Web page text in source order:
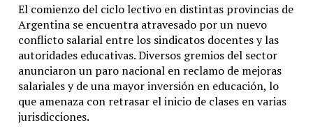
El comienzo del ciclo lectivo en distintas provincias de
Argentinase encuentra atravesado por un nuevo
conflicto salarial entre los sindicatos docentes y las
autoridades educativas. Diversos gremios del sector
anunciaron un paro nacional en reclamo de mejoras
salariales y de una mayor inversión en educación, lo
que amenaza con retrasar el inicio de clases en varias
jurisdicciones.